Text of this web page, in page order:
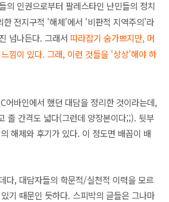
의 인권으로부터 팔레스타인 난민들의 정치
한 전지구적 '해체'에서 '비판적 지역주의'라
넘나든다. 그래서 따라잡기 숨가쁘지만, 머
낌이 있다. 그래, 이런 것들을 '상상'해야 하
바인에서 했던 대담을 정리한 것이라는데,
줄 간격도 넓다(그런데 양장본이다;;). 뒷부
해제와 후기가 있다. 이 정도면 배꼽이 배
다, 대담자들의 학문적/실천적 이력을 모르
기 때문인 듯하다. 스피박의 글들은 그나마